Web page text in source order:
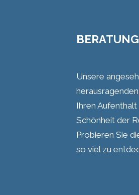
BERATUNG
Unsere
Ihren
Schönheit der
Probieren Sie
so viel zu